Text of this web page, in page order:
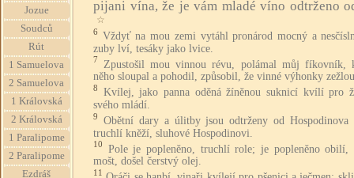
Jozue
Soudců
Rút
1 Samuelova
2 Samuelova
1 Královská
2 Královská
1 Paralipome
2 Paralipome
Ezdráš
pijani vína, že je vám mladé víno odtrženo
☆
6 Vždyť na mou zemi vytáhl pronárod mocný a
zuby lví, tesáky jako lvice.
7
Zpustošil mou vinnou révu, polámal můj fíkovník,
něho sloupal a pohodil, způsobil, že vinné výhonky
8
Kvílej, jako panna oděná žíněnou suknicí kvílí pro
svého mládí.
9
Obětní dary a úlitby jsou odtrženy od Hospodinova
truchlí kněží, sluhové Hospodinovi.
10
Pole je popleněno, truchlí role; je popleněno obilí,
mošt, došel čerstvý olej.
11